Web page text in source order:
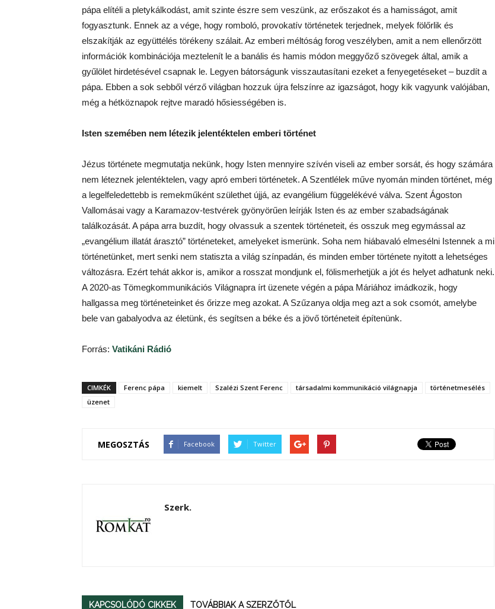
pápa elítéli a pletykálkodást, amit szinte észre sem veszünk, az erőszakot és a hamisságot, amit
fogyasztunk. Ennek az a vége, hogy romboló, provokatív történetek terjednek, melyek fölőrlik és
elszakítják az együttélés törékeny szálait. Az emberi méltóság forog veszélyben, amit a nem ellenőrzött
információk kombinációja meztelenít le a banális és hamis módon meggyőző szövegek által, amik a
gyűlölet hirdetésével csapnak le. Legyen bátorságunk visszautasítani ezeket a fenyegetéseket – buzdít a
pápa. Ebben a sok sebből vérző világban hozzuk újra felszínre az igazságot, hogy kik vagyunk valójában,
még a hétköznapok rejtve maradó hősiességében is.
Isten szemében nem létezik jelentéktelen emberi történet
Jézus története megmutatja nekünk, hogy Isten mennyire szívén viseli az ember sorsát, és hogy számára
nem léteznek jelentéktelen, vagy apró emberi történetek. A Szentlélek műve nyomán minden történet, még
a legelfeledettebb is remekműként születhet újjá, az evangélium függelékévé válva. Szent Ágoston
Vallomásai vagy a Karamazov-testvérek gyönyörűen leírják Isten és az ember szabadságának
találkozását. A pápa arra buzdít, hogy olvassuk a szentek történeteit, és osszuk meg egymással az
„evangélium illatát árasztó” történeteket, amelyeket ismerünk. Soha nem hiábavaló elmesélni Istennek a mi
történetünket, mert senki nem statiszta a világ színpadán, és minden ember története nyitott a lehetséges
változásra. Ezért tehát akkor is, amikor a rosszat mondjunk el, fölismerhetjük a jót és helyet adhatunk neki.
A 2020-as Tömegkommunikációs Világnapra írt üzenete végén a pápa Máriához imádkozik, hogy
hallgassa meg történeteinket és őrizze meg azokat. A Szűzanya oldja meg azt a sok csomót, amelybe
bele van gabalyodva az életünk, és segítsen a béke és a jövő történeteit építenünk.
Forrás: Vatikáni Rádió
CIMKÉK Ferenc pápa kiemelt Szalézi Szent Ferenc társadalmi kommunikáció világnapja
történetmesélés
üzenet
MEGOSZTÁS Facebook Twitter
Szerk.
KAPCSOLÓDÓ CIKKEK TOVÁBBIAK A SZERZŐTŐL